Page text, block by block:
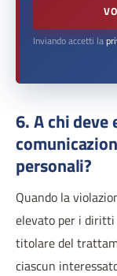
Inviando accetti la
6. A chi deve
personali?
Quando la
elevato per i diritti
titolare del
ciascun